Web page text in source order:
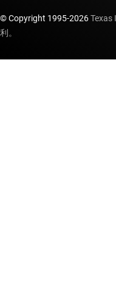
© Copyright 1995-2026Texas
利。